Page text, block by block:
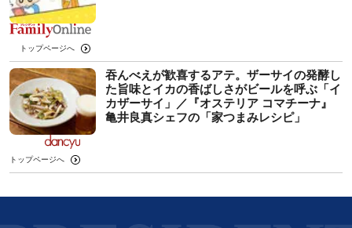
トップページへ
吞んべえが歓喜するアテ。ザーサイの発酵し
た旨味とイカの香ばしさがビールを呼ぶ「イ
カザーサイ」／『オステリア コマチーナ』
⻲井良真シェフの「家つまみレシピ」
トップページへ